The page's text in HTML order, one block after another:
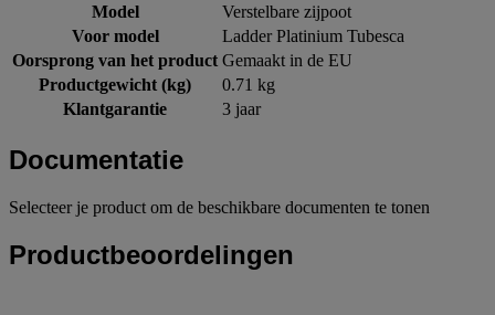
Model
Verstelbare zijpoot
Voor model
Ladder Platinium Tubesca
Oorsprong van het product Gemaakt in de EU
Productgewicht (kg)
0.71 kg
Klantgarantie
3 jaar
Documentatie
Selecteer je product om de beschikbare documenten te tonen
Productbeoordelingen